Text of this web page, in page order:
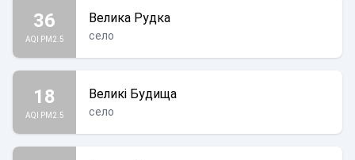
36
AQI PM2.5
Велика Рудка
село
18
AQI PM2.5
Великі Будища
село